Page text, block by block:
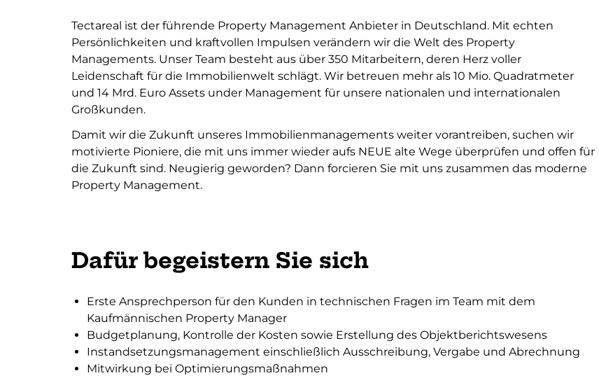
Tectareal ist der führende Property Management Anbieter in Deutschland. Mit echten
Persönlichkeiten und kraftvollen Impulsen verändern wir die Welt des Property
Managements. Unser Team besteht aus über 350 Mitarbeitern, deren Herz voller
Leidenschaft für die Immobilienwelt schlägt. Wir betreuen mehr als 10 Mio. Quadratmeter
und 14 Mrd. Euro Assets under Management für unsere nationalen und internationalen
Großkunden.
Damit wir die Zukunft unseres Immobilienmanagements weiter vorantreiben, suchen wir
motivierte Pioniere, die mit uns immer wieder aufs NEUE alte Wege überprüfen und offen für
die Zukunft sind. Neugierig geworden? Dann forcieren Sie mit uns zusammen das moderne
Property Management.
Dafür begeistern Sie sich
Erste Ansprechperson für den Kunden in technischen Fragen im Team mit dem
Kaufmännischen Property Manager
Budgetplanung, Kontrolle der Kosten sowie Erstellung des Objektberichtswesens
Instandsetzungsmanagement einschließlich Ausschreibung, Vergabe und Abrechnung
Mitwirkung bei Optimierungsmaßnahmen